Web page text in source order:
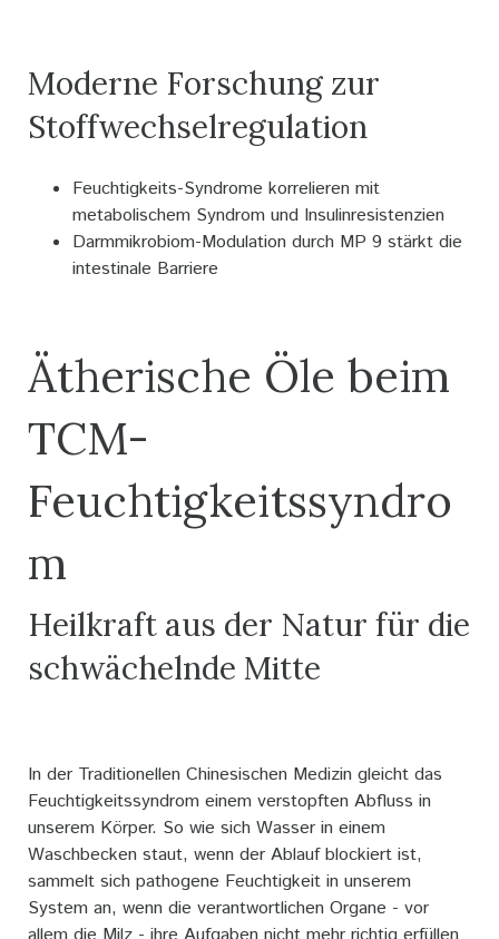
Moderne Forschung zur
Stoffwechselregulation
Feuchtigkeits-Syndrome korrelieren mit
metabolischem Syndrom und Insulinresistenzien
Darmmikrobiom-Modulation durch MP 9 stärkt die
intestinale Barriere
Ätherische Öle beim
TCM-
Feuchtigkeitssyndro
m
Heilkraft aus der Natur für die
schwächelnde Mitte
In der Traditionellen Chinesischen Medizin gleicht das
Feuchtigkeitssyndrom einem verstopften Abfluss in
unserem Körper. So wie sich Wasser in einem
Waschbecken staut, wenn der Ablauf blockiert ist,
sammelt sich pathogene Feuchtigkeit in unserem
System an, wenn die verantwortlichen Organe - vor